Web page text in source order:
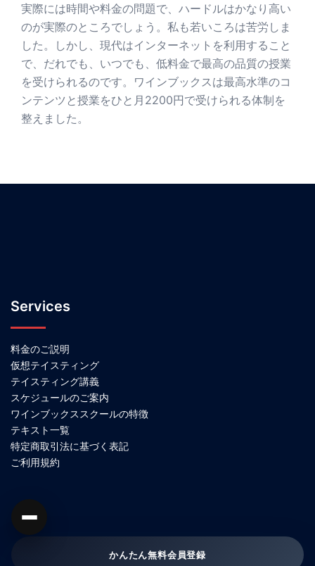
実際には時間や料金の問題で、ハードルはかなり高い
のが実際のところでしょう。私も若いころは苦労しま
した。しかし、現代はインターネットを利用すること
で、だれでも、いつでも、低料金で最高の品質の授業
を受けられるのです。ワインブックスは最高水準のコ
ンテンツと授業をひと月2200円で受けられる体制を
整えました。
Services
料金のご説明
仮想テイスティング
テイスティング講義
スケジュールのご案内
ワインブックススクールの特徴
テキスト一覧
特定商取引法に基づく表記
ご利用規約
かんたん無料会員登録